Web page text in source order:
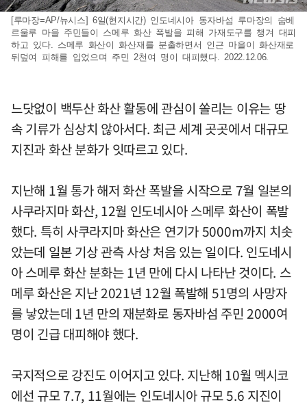
[루마장=AP/뉴시스] 6일(현지시간) 인도네시아 동자바섬 루마장의 숨베
르울루 마을 주민들이 스메루 화산 폭발을 피해 가재도구를 챙겨 대피
하고 있다. 스메루 화산이 화산재를 분출하면서 인근 마을이 화산재로
뒤덮여 피해를 입었으며 주민 2천여 명이 대피했다. 2022.12.06.
느닷없이 백두산 화산 활동에 관심이 쏠리는 이유는 땅
속 기류가 심상치 않아서다. 최근 세계 곳곳에서 대규모
지진과 화산 분화가 잇따르고 있다.
지난해 1월 통가 해저 화산 폭발을 시작으로 7월 일본의
사쿠라지마 화산, 12월 인도네시아 스메루 화산이 폭발
했다. 특히 사쿠라지마 화산은 연기가 5000m까지 치솟
았는데 일본 기상 관측 사상 처음 있는 일이다. 인도네시
아 스메루 화산 분화는 1년 만에 다시 나타난 것이다. 스
메루 화산은 지난 2021년 12월 폭발해 51명의 사망자
를 낳았는데 1년 만의 재분화로 동자바섬 주민 2000여
명이 긴급 대피해야 했다.
국지적으로 강진도 이어지고 있다. 지난해 10월 멕시코
에선 규모 7.7, 11월에는 인도네시아 규모 5.6 지진이